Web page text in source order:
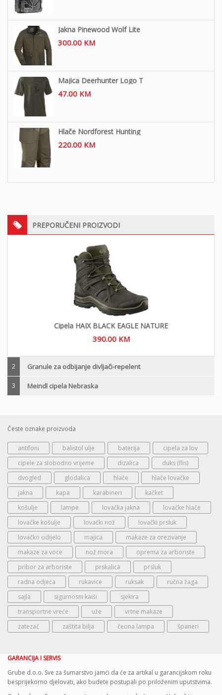
Jakna Pinewood Wolf Lite
300.00 KM
Majica Deerhunter Logo T
47.00 KM
Hlače Nordforest Hunting
220.00 KM
PREPORUČENI PROIZVODI
Cipela HAIX BLACK EAGLE NATURE
390.00 KM
2 Granule za odbijanje divljači-repelent
3 Meindl cipela Nebraska
Česte oznake proizvoda
antifoni balistol ulje baterija
cipela za lov
cipele za slobodno vrijeme
dizalica
duks (flis)
dvogled
glodalica hlače
hlače lovačke
jakna
kapa karabineri
kačket
košulje
lampe lovačka jakna
lovačke hlače
lovačke košulje
lovački nož
lovački prsluk
lovačko odijelo
majica
makaze za orezivanje
makaze za voce
nož mora
oprema za arboriste
pribor za arboriste
prskalica
prsluk
radna odjeća
rukavice ruksak
ručna žaga
sajla
sigurnosni kaiši
sjekira
transportne vreće
uže
vrtne makaze
zatezač
zaštita bilja čeona lampa španeri
GARANCIJA I SERVIS
Grube d.o.o. Sve za šumarstvo jamći da će za artikal u garancijskom roku
besprijekorno djelovati, ako budete postupali po priloženim uputstvima.